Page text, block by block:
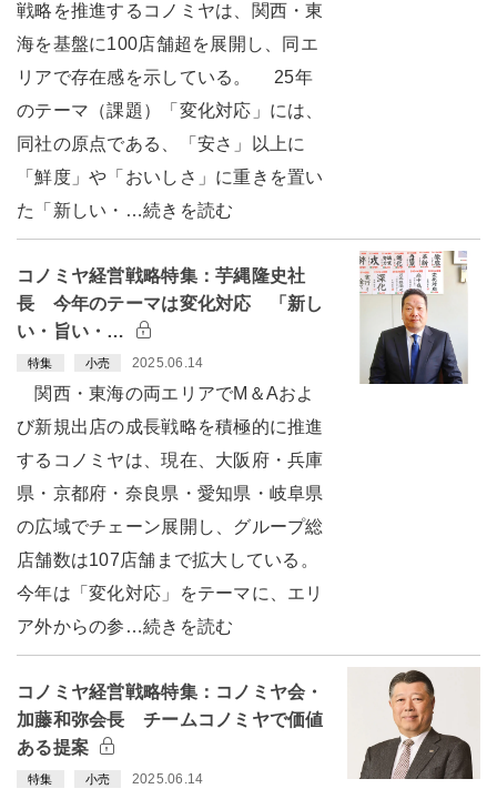
戦略を推進するコノミヤは、関西・東
海を基盤に100店舗超を展開し、同エ
リアで存在感を示している。 25年
のテーマ（課題）「変化対応」には、
同社の原点である、「安さ」以上に
「鮮度」や「おいしさ」に重きを置い
た「新しい・…続きを読む
コノミヤ経営戦略特集：芋縄隆史社
長 今年のテーマは変化対応 「新し
い・旨い・…
特集 小売 2025.06.14
関西・東海の両エリアでM＆Aおよ
び新規出店の成長戦略を積極的に推進
するコノミヤは、現在、大阪府・兵庫
県・京都府・奈良県・愛知県・岐阜県
の広域でチェーン展開し、グループ総
店舗数は107店舗まで拡大している。
今年は「変化対応」をテーマに、エリ
ア外からの参…続きを読む
コノミヤ経営戦略特集：コノミヤ会・
加藤和弥会長 チームコノミヤで価値
ある提案
特集 小売 2025.06.14